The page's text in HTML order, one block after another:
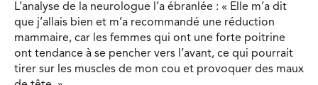
L’analyse de la neurologue l’a ébranlée : « Elle m’a dit
que j’allais bien et m’a recommandé une réduction
mammaire, car les femmes qui ont une forte poitrine
ont tendance à se pencher vers l’avant, ce qui pourrait
tirer sur les muscles de mon cou et provoquer des maux